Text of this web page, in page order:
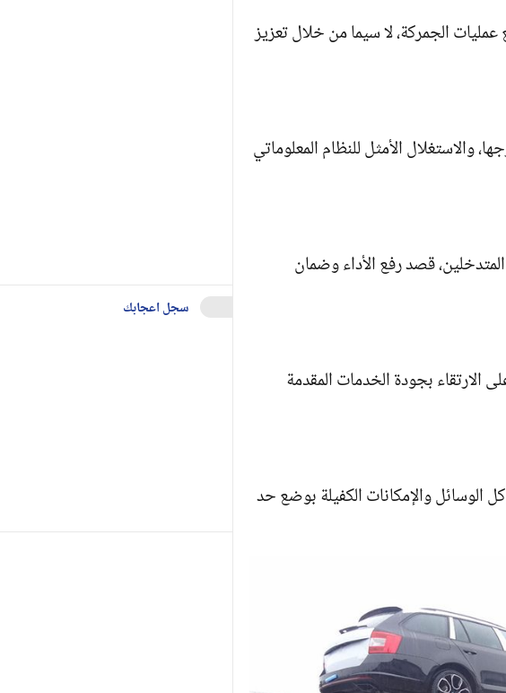
الجمركة، لا سيما من خلال تعزيز
والاستغلال الأمثل للنظام المعلوماتي
قصد رفع الأداء وضمان
الارتقاء بجودة الخدمات المقدمة
الوسائل والإمكانات الكفيلة بوضع حد
سجل اعجابك